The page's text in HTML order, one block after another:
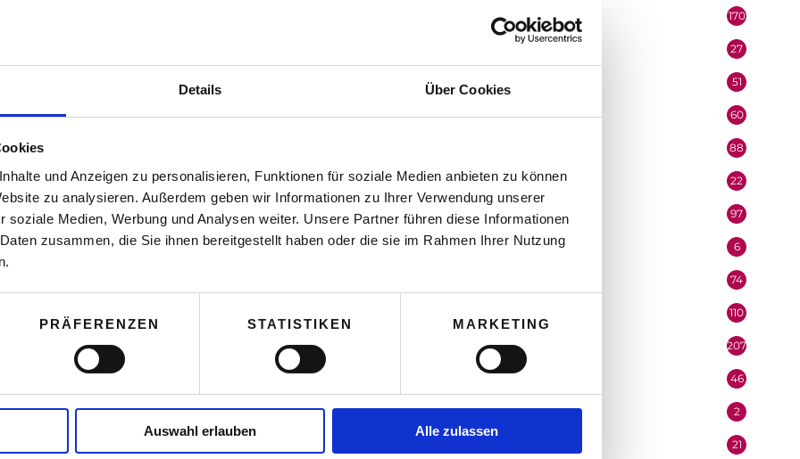
Details Über Cookies
und Anzeigen zu personalisieren, Funktionen für soziale Medien anbieten zu können
zu analysieren. Außerdem geben wir Informationen zu Ihrer Verwendung unserer
soziale Medien, Werbung und Analysen weiter. Unsere Partner führen diese Informationen
zusammen, die Sie ihnen bereitgestellt haben oder die sie im Rahmen Ihrer Nutzung
PRÄFERENZEN STATISTIKEN MARKETING
Auswahl erlauben Alle zulassen
Kauf nehmen zu müssen. Was tat er? Zunächst
war das Auto. Er errechnete sich den
bleiben würden. Ohne Auto konnte er zwar ein
aus verkehrstechnischen Gründen nicht
Seinen Urlaub plant er jetzt in
meisten Kunden nicht da oder schwer
sogar vier Mal im Jahr mindestens eine Woche
bringen.
170
27
Mitarbeiter 51
Mobilität & Logistik 60
88
Oberösterreich 22
Organisation 97
Performer 6
74
110
207
46
Redaktion 2
21